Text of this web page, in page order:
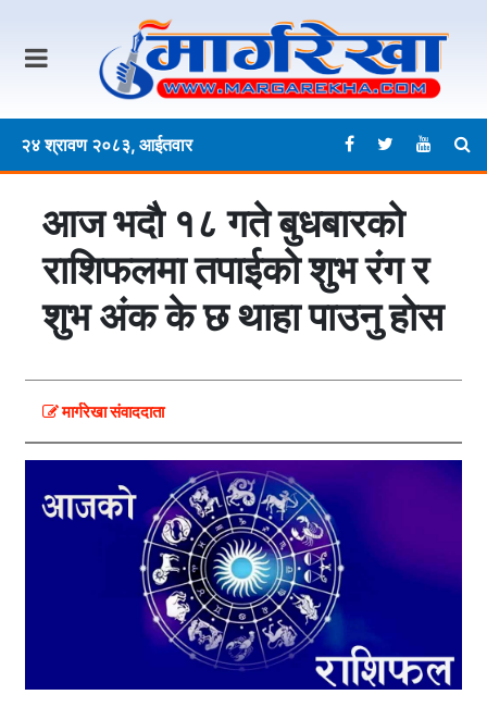
२४ श्रावण २०८३, आईतवार
आज भदाै १८ गते बुधबारकाे
राशिफलमा तपाईकाे शुभ रंग र
शुभ अंक के छ थाहा पाउनु हाेस
मार्गरेखा संवाददाता